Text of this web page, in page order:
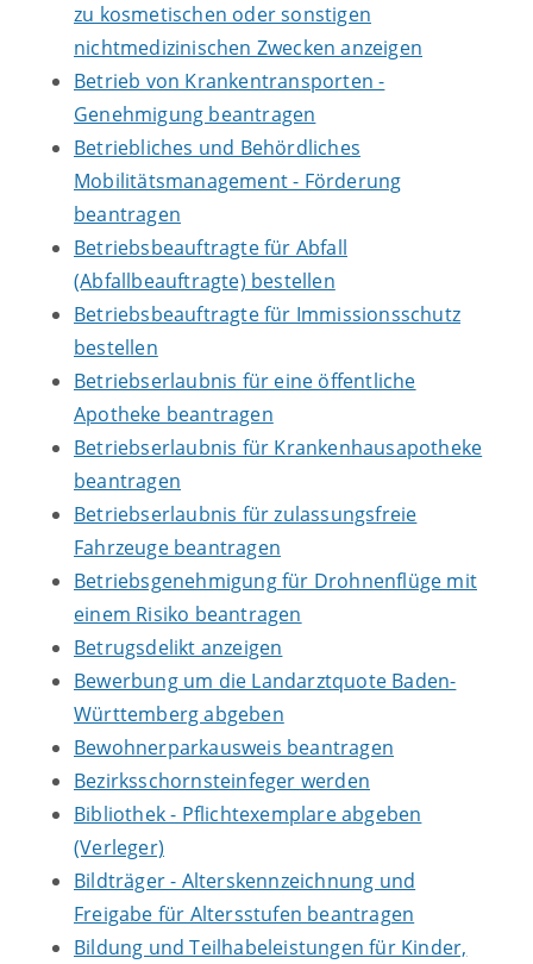
zu kosmetischen oder sonstigen
nichtmedizinischen Zwecken anzeigen
Betrieb von Krankentransporten -
Genehmigung beantragen
Betriebliches und Behördliches
Mobilitätsmanagement - Förderung
beantragen
Betriebsbeauftragte für Abfall
(Abfallbeauftragte) bestellen
Betriebsbeauftragte für Immissionsschutz
bestellen
Betriebserlaubnis für eine öffentliche
Apotheke beantragen
Betriebserlaubnis für Krankenhausapotheke
beantragen
Betriebserlaubnis für zulassungsfreie
Fahrzeuge beantragen
Betriebsgenehmigung für Drohnenflüge mit
einem Risiko beantragen
Betrugsdelikt anzeigen
Bewerbung um die Landarztquote Baden-
Württemberg abgeben
Bewohnerparkausweis beantragen
Bezirksschornsteinfeger werden
Bibliothek - Pflichtexemplare abgeben
(Verleger)
Bildträger - Alterskennzeichnung und
Freigabe für Altersstufen beantragen
Bildung und Teilhabeleistungen für Kinder,